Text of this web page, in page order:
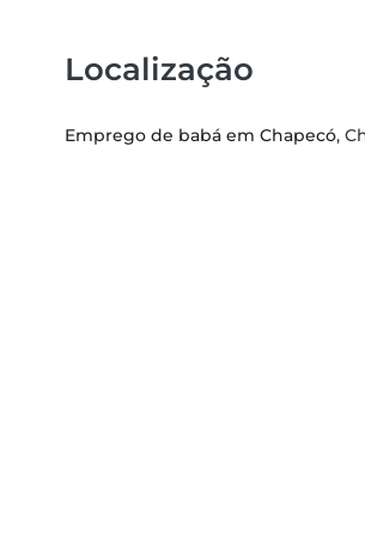
Localização
Emprego de babá em Chapecó,